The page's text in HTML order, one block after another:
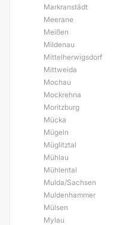
Markranstädt
Meerane
Meißen
Mildenau
Mittelherwigsdorf
Mittweida
Mochau
Mockrehna
Moritzburg
Mücka
Mügeln
Müglitztal
Mühlau
Mühlental
Mulda/Sachsen
Muldenhammer
Mülsen
Mylau